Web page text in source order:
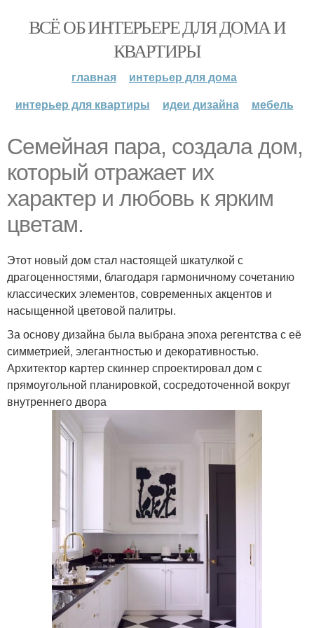
ВСЁ ОБ ИНТЕРЬЕРЕ ДЛЯ ДОМА И
КВАРТИРЫ
главная
интерьер для дома
интерьер для квартиры
идеи дизайна мебель
Семейная пара, создала дом,
который отражает их
характер и любовь к ярким
цветам.
Этот новый дом стал настоящей шкатулкой с
драгоценностями, благодаря гармоничному сочетанию
классических элементов, современных акцентов и
насыщенной цветовой палитры.
За основу дизайна была выбрана эпоха регентства с её
симметрией, элегантностью и декоративностью.
Архитектор картер скиннер спроектировал дом с
прямоугольной планировкой, сосредоточенной вокруг
внутреннего двора